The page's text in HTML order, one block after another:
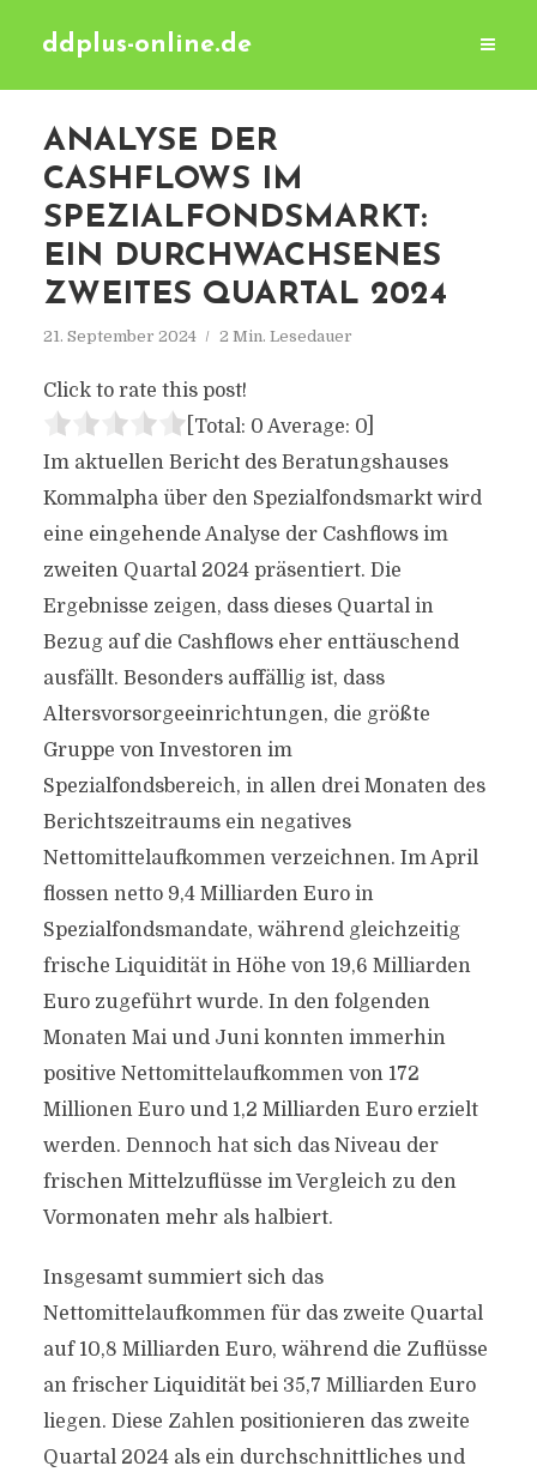
ddplus-online.de
ANALYSE DER
CASHFLOWS IM
SPEZIALFONDSMARKT:
EIN DURCHWACHSENES
ZWEITES QUARTAL 2024
21. September 2024 2 Min. Lesedauer
Click to rate this post!
[Total: 0 Average: 0]
Im aktuellen Bericht des Beratungshauses
Kommalpha über den Spezialfondsmarkt wird
eine eingehende Analyse der Cashflows im
zweiten Quartal 2024 präsentiert. Die
Ergebnisse zeigen, dass dieses Quartal in
Bezug auf die Cashflows eher enttäuschend
ausfällt. Besonders auffällig ist, dass
Altersvorsorgeeinrichtungen, die größte
Gruppe von Investoren im
Spezialfondsbereich, in allen drei Monaten des
Berichtszeitraums ein negatives
Nettomittelaufkommen verzeichnen. Im April
flossen netto 9,4 Milliarden Euro in
Spezialfondsmandate, während gleichzeitig
frische Liquidität in Höhe von 19,6 Milliarden
Euro zugeführt wurde. In den folgenden
Monaten Mai und Juni konnten immerhin
positive Nettomittelaufkommen von 172
Millionen Euro und 1,2 Milliarden Euro erzielt
werden. Dennoch hat sich das Niveau der
frischen Mittelzuflüsse im Vergleich zu den
Vormonaten mehr als halbiert.
Insgesamt summiert sich das
Nettomittelaufkommen für das zweite Quartal
auf 10,8 Milliarden Euro, während die Zuflüsse
an frischer Liquidität bei 35,7 Milliarden Euro
liegen. Diese Zahlen positionieren das zweite
Quartal 2024 als ein durchschnittliches und